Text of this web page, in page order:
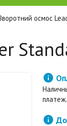
осмос

платеж.
